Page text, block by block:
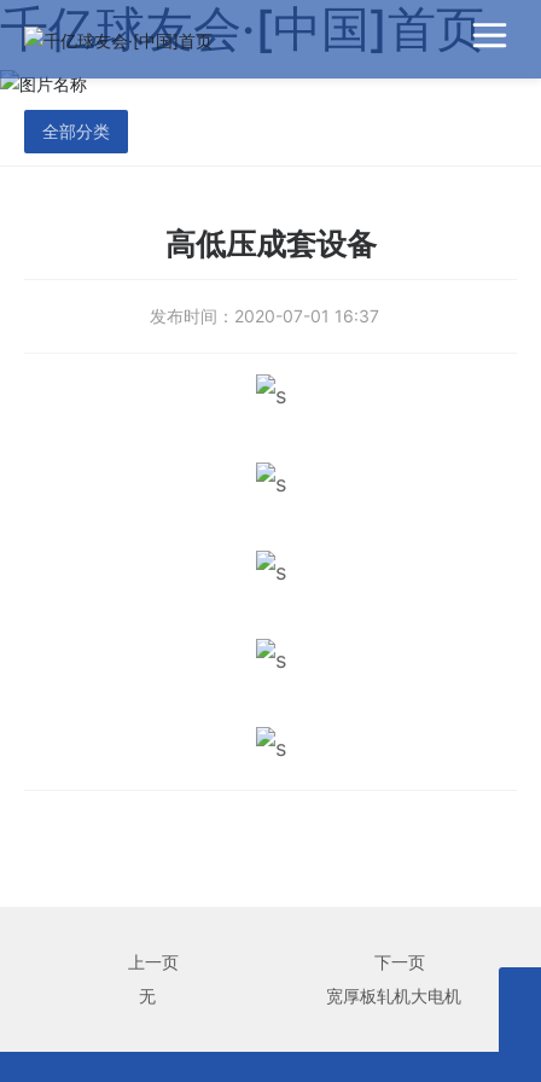
千亿球友会·[中国]首页
全部分类
高低压成套设备
发布时间： 2020-07-01 16:37
上一页
无
下一页
宽厚板轧机大电机
admin@zyjcxz.com